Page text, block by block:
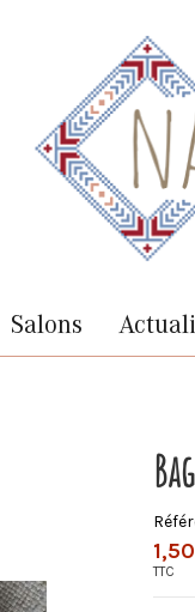
Salons
TTC